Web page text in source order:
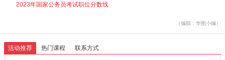
2023年国家公务员考试职位分数线
（编辑：华图小编）
活动推荐 热门课程 联系方式